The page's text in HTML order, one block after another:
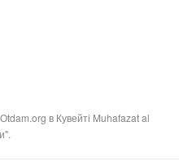
в Кувейті Muhafazat al